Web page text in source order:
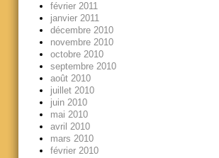
février 2011
janvier 2011
décembre 2010
novembre 2010
octobre 2010
septembre 2010
août 2010
juillet 2010
juin 2010
mai 2010
avril 2010
mars 2010
février 2010